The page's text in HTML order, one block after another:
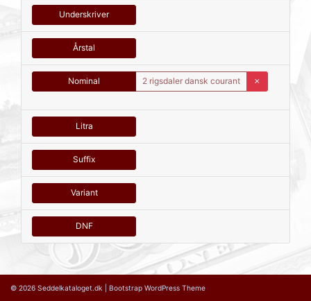
Underskriver
Årstal
Nominal 2 rigsdaler dansk courant ✗
Litra
Suffix
Variant
DNF
© 2026 Seddelkataloget.dk Bootstrap WordPress Theme